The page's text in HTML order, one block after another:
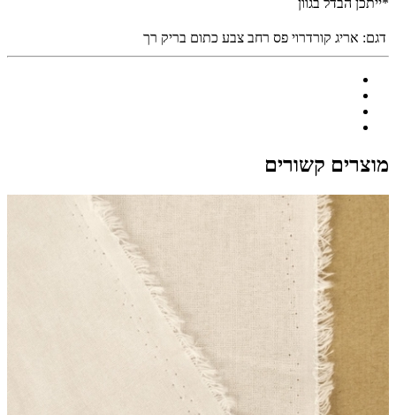
*ייתכן הבדל בגוון
דגם: אריג קורדרוי פס רחב צבע כתום בריק רך
מוצרים קשורים